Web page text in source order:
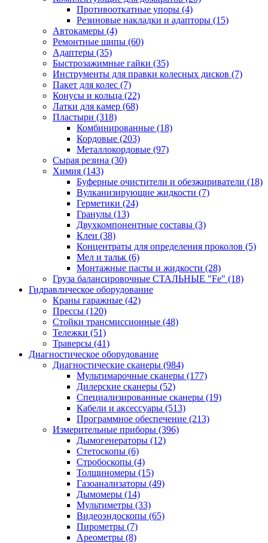
Противооткатные упоры (4)
Резиновые накладки и адапторы (15)
Автокамеры (4)
Ремонтные шипы (60)
Адаптеры (35)
Быстрозажимные гайки (35)
Инструменты для правки колесных дисков (7)
Пакет для колес (7)
Конусы и кольца (22)
Латки для камер (68)
Пластыри (318)
Комбинированные (18)
Кордовые (203)
Металлокордовые (97)
Сырая резина (30)
Химия (143)
Буферные очистители и обезжириватели (18)
Вулканизирующие жидкости (7)
Герметики (24)
Гранулы (13)
Двухкомпонентные составы (3)
Клеи (38)
Концентраты для определения проколов (5)
Мел и тальк (6)
Монтажные пасты и жидкости (28)
Груза балансировочные СТАЛЬНЫЕ "Fe" (18)
Гидравлическое оборудование
Краны гаражные (42)
Прессы (120)
Стойки трансмиссионные (48)
Тележки (51)
Траверсы (41)
Диагностическое оборудование
Диагностические сканеры (984)
Мультимарочные сканеры (177)
Дилерские сканеры (52)
Специализированные сканеры (19)
Кабели и аксессуары (513)
Программное обеспечение (213)
Измерительные приборы (396)
Дымогенераторы (12)
Стетоскопы (6)
Стробоскопы (4)
Толщиномеры (15)
Газоанализаторы (49)
Дымомеры (14)
Мультиметры (33)
Видеоэндоскопы (65)
Пирометры (7)
Ареометры (8)